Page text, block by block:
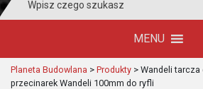
for:
MENU
Planeta Budowlana > Produkty > Wandeli tarcza
przecinarek Wandeli 100mm do ryfli